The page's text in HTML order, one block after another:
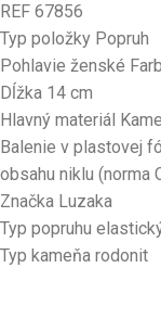
REF 67856
Typ položky Popruh
Pohlavie ženské
Dĺžka 14 cm
Hlavný materiál
Balenie v plastovej
obsahu niklu (norma
Značka Luzaka
Typ popruhu
Typ kameňa rodonit